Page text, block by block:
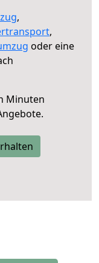
,
,
oder eine
Minuten